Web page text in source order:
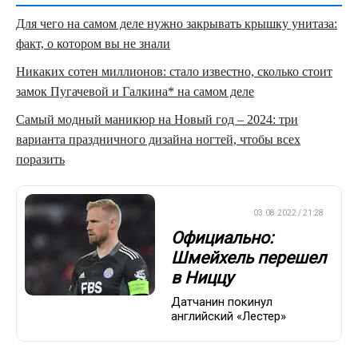
Для чего на самом деле нужно закрывать крышку унитаза:
факт, о котором вы не знали
Никаких сотен миллионов: стало известно, сколько стоит
замок Пугачевой и Галкина* на самом деле
Самый модный маникюр на Новый год – 2024: три
варианта праздничного дизайна ногтей, чтобы всех
поразить
03.08.2022 / 21:28
Официально:
Шмейхель перешел
в Ниццу
Датчанин покинул
английский «Лестер»